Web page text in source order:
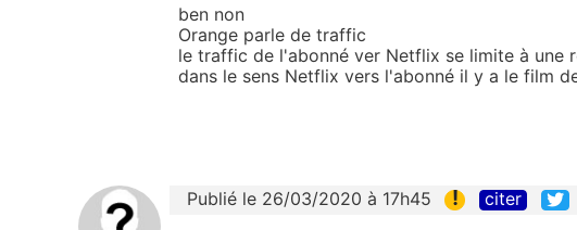
ben non
Orange parle de traffic
le traffic de l'abonné ver Netflix se limite à une
dans le sens Netflix vers l'abonné il y a le film
Publié le 26/03/2020 à 17h45 ! citer